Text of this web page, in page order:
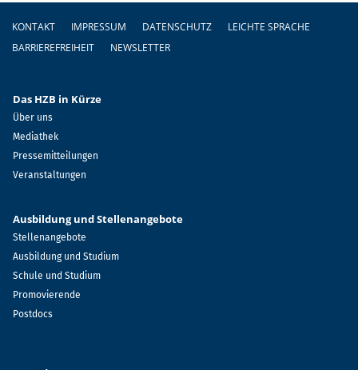
Fußzeile
KONTAKT IMPRESSUM DATENSCHUTZ
LEICHTE SPRACHE
BARRIEREFREIHEIT
NEWSLETTER
Das HZB in Kürze
Über uns
Mediathek
Pressemitteilungen
Veranstaltungen
Ausbildung und Stellenangebote
Stellenangebote
Ausbildung und Studium
Schule und Studium
Promovierende
Postdocs